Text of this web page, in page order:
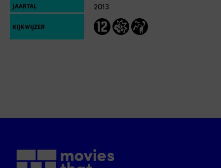
JAARTAL 2013
KIJKWIJZER
12 geweldgrof taalgebruik